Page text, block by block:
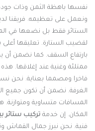
باهظة الثمن وذات جودة
على تعظيمه. فريقنا
فقط بل نضعها في المكان
الستارة. تعليقها أعلى
السقف. كما نضمن أن
وغنية عند إغلاقها. هذه
ومصمما بعناية. نحن
نضمن أن تكون جميع
متساوية ومتوازنة. هذا
إن خدمةتركيب ستائر بيان
نحن نبرز جمال القماش